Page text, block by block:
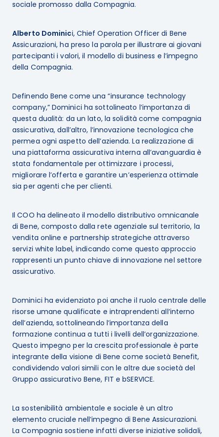
sociale promosso dalla Compagnia.
Alberto Dominici, Chief Operation Officer di Bene
Assicurazioni, ha preso la parola per illustrare ai giovani
partecipanti i valori, il modello di business e l’impegno
della Compagnia.
Definendo Bene come una “insurance technology
company,” Dominici ha sottolineato l’importanza di
questa dualità: da un lato, la solidità come compagnia
assicurativa, dall’altro, l’innovazione tecnologica che
permea ogni aspetto dell’azienda. La realizzazione di
una piattaforma assicurativa interna all’avanguardia è
stata fondamentale per ottimizzare i processi,
migliorare l’offerta e garantire un’esperienza ottimale
sia per agenti che per clienti.
Il COO ha delineato il modello distributivo omnicanale
di Bene, composto dalla rete agenziale sul territorio, la
vendita online e partnership strategiche attraverso
servizi white label, indicando come questo approccio
rappresenti un punto chiave di innovazione nel settore
assicurativo.
Dominici ha evidenziato poi anche il ruolo centrale delle
risorse umane qualificate e intraprendenti all’interno
dell’azienda, sottolineando l’importanza della
formazione continua a tutti i livelli dell’organizzazione.
Questo impegno per la crescita professionale è parte
integrante della visione di Bene come società Benefit,
condividendo valori simili con le altre due società del
Gruppo assicurativo Bene, FIT e bSERVICE.
La sostenibilità ambientale e sociale è un altro
elemento cruciale nell’impegno di Bene Assicurazioni.
La Compagnia sostiene infatti diverse iniziative solidali,